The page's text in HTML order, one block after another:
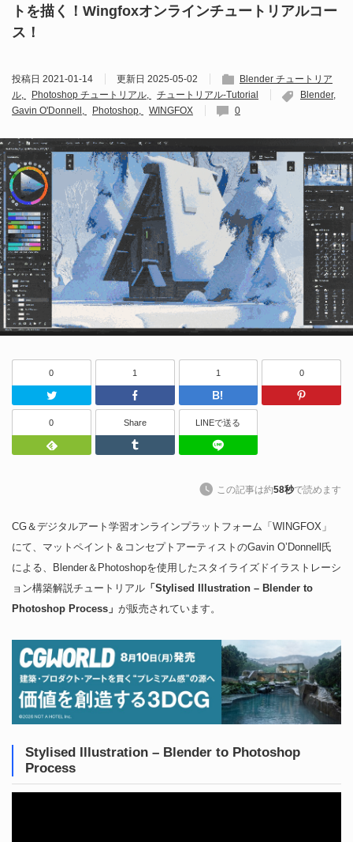
トを描く！Wingfoxオンラインチュートリアルコー
ス！
投稿日 2021-01-14 更新日 2025-05-02
Blender チュートリア
ル
Photoshop チュートリアル チュートリアル-Tutorial
Blender
Gavin O'Donnell
Photoshop WINGFOX 0
0
Twitter
1
Facebook
1
はてなブッ
0
0
Feedly
Share
Tumblr
LINEで送る
この記事は約58秒で読めます
CG＆デジタルアート学習オンラインプラットフォーム「WINGFOX」
にて、マットペイント＆コンセプトアーティストのGavin O’Donnell氏
による、Blender＆Photoshopを使用したスタイライズドイラストレーシ
ョン構築解説チュートリアル 「Stylised Illustration – Blender to
Photoshop Process」 が販売されています。
Stylised Illustration – Blender to Photoshop
Process